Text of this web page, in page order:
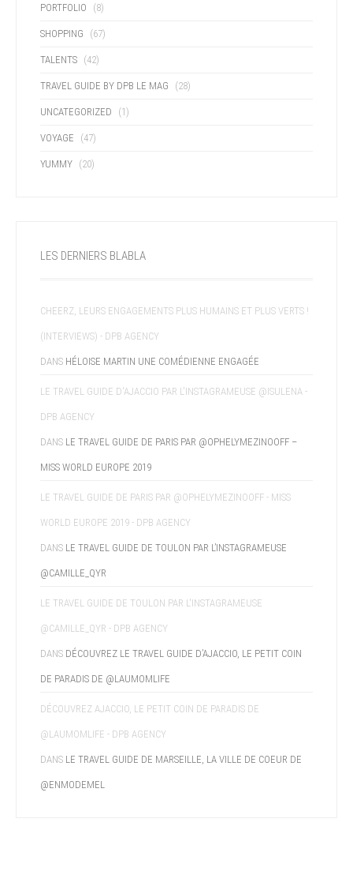
PORTFOLIO (8)
SHOPPING (67)
TALENTS (42)
TRAVEL GUIDE BY DPB LE MAG (28)
UNCATEGORIZED (1)
VOYAGE (47)
YUMMY (20)
LES DERNIERS BLABLA
CHEERZ, LEURS ENGAGEMENTS PLUS HUMAINS ET PLUS VERTS !
(INTERVIEWS) - DPB AGENCY
DANS HÉLOISE MARTIN UNE COMÉDIENNE ENGAGÉE
LE TRAVEL GUIDE D'AJACCIO PAR L'INSTAGRAMEUSE @ISULENA -
DPB AGENCY
DANS LE TRAVEL GUIDE DE PARIS PAR @OPHELYMEZINOOFF –
MISS WORLD EUROPE 2019
LE TRAVEL GUIDE DE PARIS PAR @OPHELYMEZINOOFF - MISS
WORLD EUROPE 2019 - DPB AGENCY
DANS LE TRAVEL GUIDE DE TOULON PAR L’INSTAGRAMEUSE
@CAMILLE_QYR
LE TRAVEL GUIDE DE TOULON PAR L'INSTAGRAMEUSE
@CAMILLE_QYR - DPB AGENCY
DANS DÉCOUVREZ LE TRAVEL GUIDE D’AJACCIO, LE PETIT COIN
DE PARADIS DE @LAUMOMLIFE
DÉCOUVREZ AJACCIO, LE PETIT COIN DE PARADIS DE
@LAUMOMLIFE - DPB AGENCY
DANS LE TRAVEL GUIDE DE MARSEILLE, LA VILLE DE COEUR DE
@ENMODEMEL